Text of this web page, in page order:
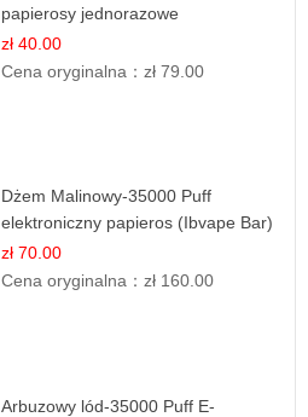
papierosy jednorazowe
zł 40.00
Cena oryginalna：zł 79.00
Dżem Malinowy-35000 Puff
elektroniczny papieros (Ibvape Bar)
zł 70.00
Cena oryginalna：zł 160.00
Arbuzowy lód-35000 Puff E-